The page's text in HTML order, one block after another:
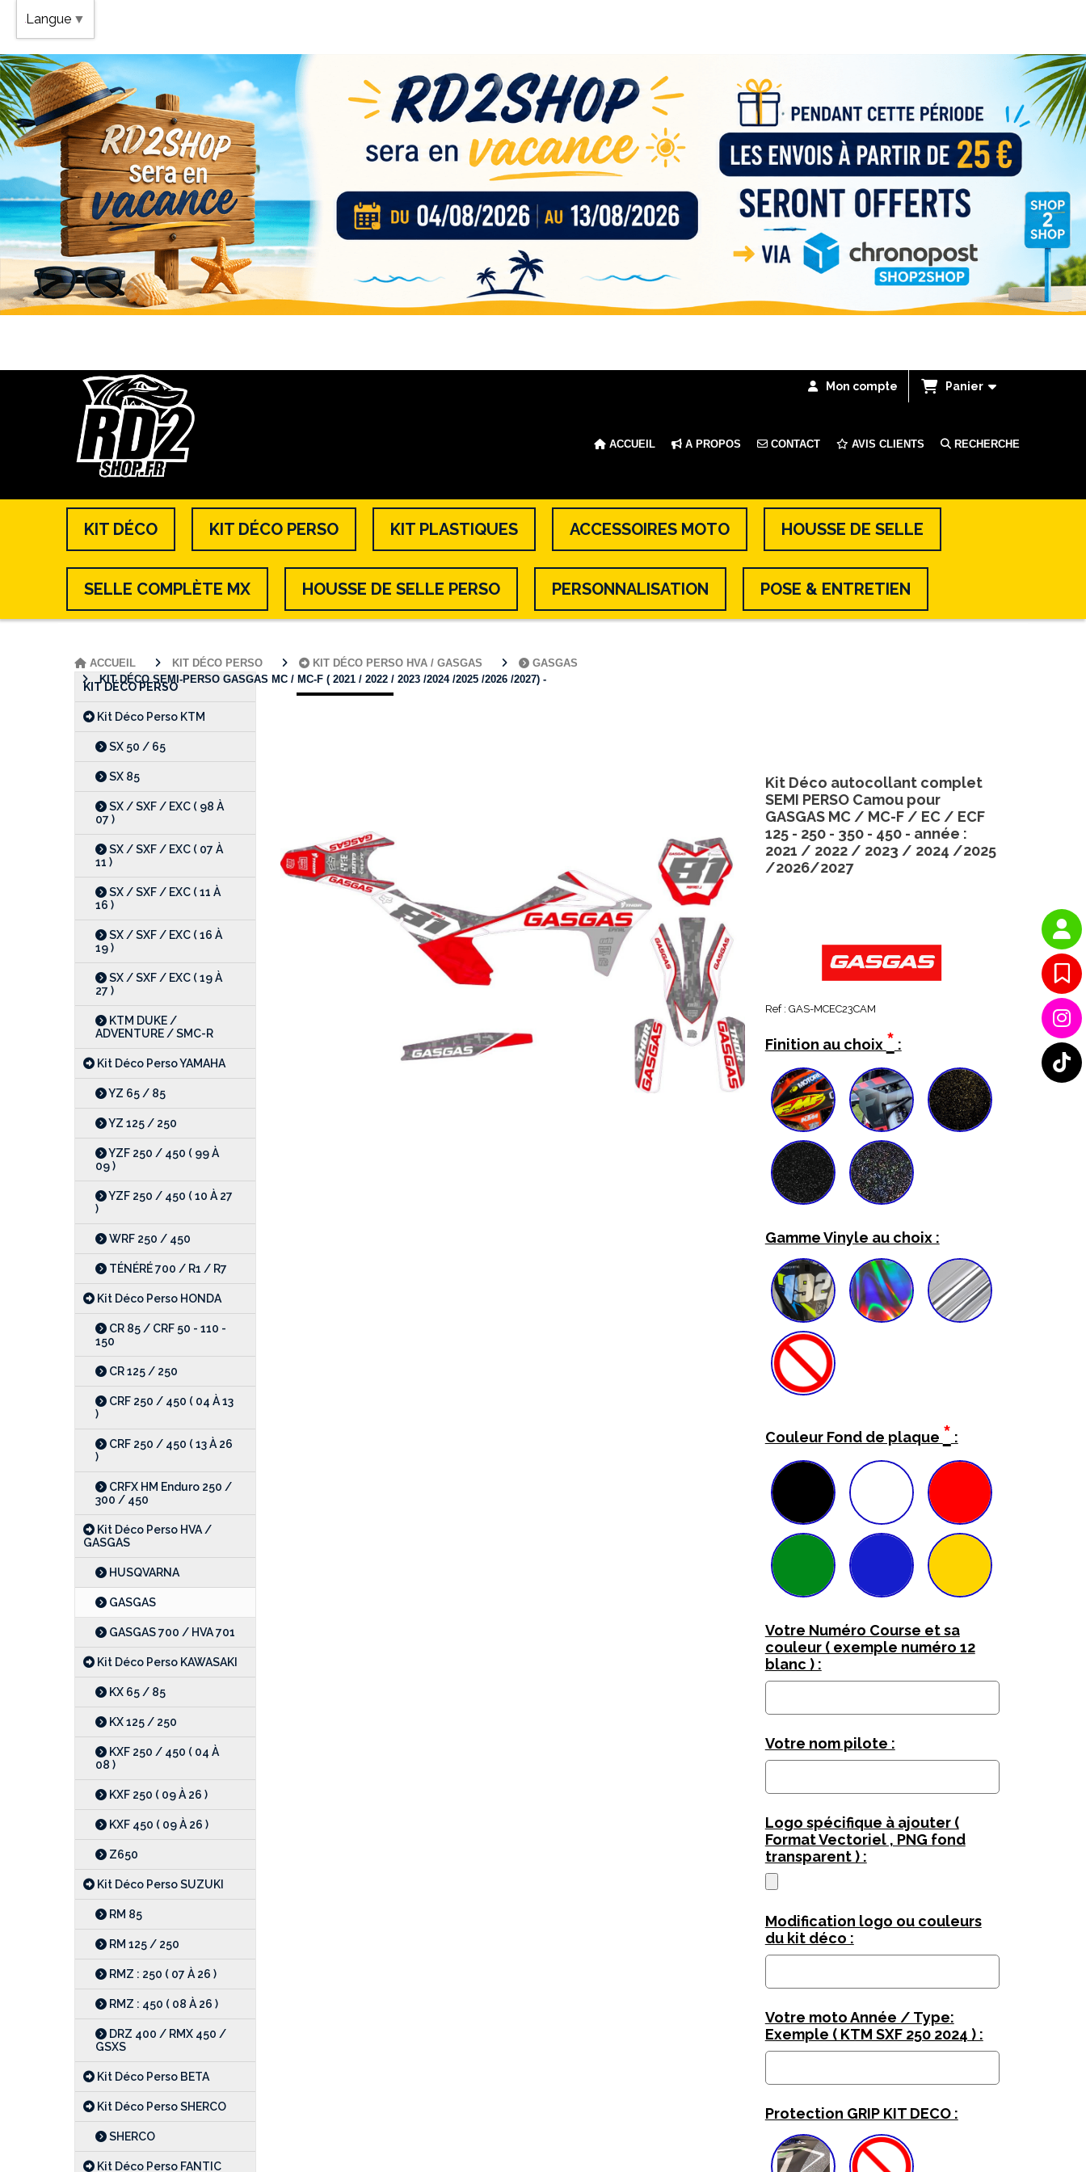
Bandeau
Vacances
Mon compte Panier
ACCUEIL A PROPOS CONTACT AVIS CLIENTS RECHERCHE
KIT DÉCO KIT DÉCO PERSO KIT PLASTIQUES ACCESSOIRES MOTO HOUSSE DE SELLE
SELLE COMPLÈTE MX HOUSSE DE SELLE PERSO PERSONNALISATION POSE & ENTRETIEN
KIT DÉCO PERSO
Kit Déco Perso KTM
SX 50 / 65
SX 85
SX / SXF / EXC ( 98 À
07 )
SX / SXF / EXC ( 07 À
11 )
SX / SXF / EXC ( 11 À
16 )
SX / SXF / EXC ( 16 À
19 )
SX / SXF / EXC ( 19 À
27 )
KTM DUKE /
ADVENTURE / SMC-R
Kit Déco Perso YAMAHA
YZ 65 / 85
YZ 125 / 250
YZF 250 / 450 ( 99 À
09 )
YZF 250 / 450 ( 10 À 27
)
WRF 250 / 450
TÉNÉRÉ 700 / R1 / R7
Kit Déco Perso HONDA
CR 85 / CRF 50 - 110 -
150
CR 125 / 250
CRF 250 / 450 ( 04 À 13
)
CRF 250 / 450 ( 13 À 26
)
CRFX HM Enduro 250 /
300 / 450
Kit Déco Perso HVA /
GASGAS
HUSQVARNA
GASGAS
GASGAS 700 / HVA 701
Kit Déco Perso KAWASAKI
KX 65 / 85
KX 125 / 250
KXF 250 / 450 ( 04 À
08 )
KXF 250 ( 09 À 26 )
KXF 450 ( 09 À 26 )
Z650
Kit Déco Perso SUZUKI
RM 85
RM 125 / 250
RMZ : 250 ( 07 À 26 )
RMZ : 450 ( 08 À 26 )
DRZ 400 / RMX 450 /
GSXS
Kit Déco Perso BETA
Kit Déco Perso SHERCO
SHERCO
Kit Déco Perso FANTIC
ACCUEIL KIT DÉCO PERSO KIT DÉCO PERSO HVA / GASGAS
GASGAS
KIT DÉCO SEMI-PERSO GASGAS MC / MC-F ( 2021 / 2022 / 2023 /2024 /2025 /2026 /2027) -
Ref : GAS-MCEC23CAM
Finition au choix * :
Gamme Vinyle au choix :
Couleur Fond de plaque * :
Votre Numéro Course et sa
couleur ( exemple numéro 12
blanc ) :
Votre nom pilote :
Logo spécifique à ajouter (
Format Vectoriel , PNG fond
transparent ) :
Modification logo ou couleurs
du kit déco :
Votre moto Année / Type:
Exemple ( KTM SXF 250 2024 ) :
Protection GRIP KIT DECO :
Kit Déco autocollant complet
SEMI PERSO Camou pour
GASGAS MC / MC-F / EC / ECF
125 - 250 - 350 - 450 - année :
2021 / 2022 / 2023 / 2024 /2025
/2026/2027
Langue ▼